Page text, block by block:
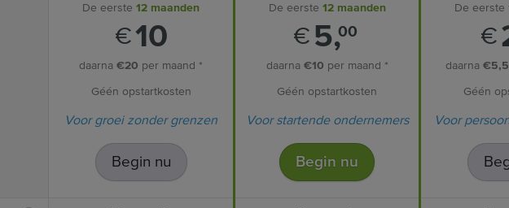
De eerste 12 maanden
€10
daarna €20 per maand *
Géén opstartkosten
Voor groei zonder grenzen
Begin nu
De eerste 12 maanden
€5,00
daarna €10 per maand *
Géén opstartkosten
Voor startende ondernemers
Begin nu
De eerste
€
daarna
Géén
Voor